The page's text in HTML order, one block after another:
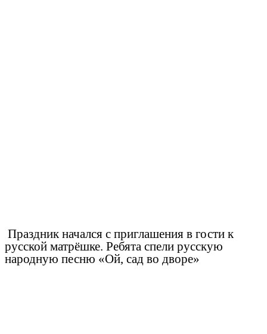
Праздник начался с приглашения в гости к
русской матрёшке. Ребята спели русскую
народную песню «Ой, сад во дворе»